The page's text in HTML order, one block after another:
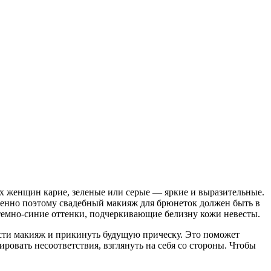
женщин карие, зеленые или серые — яркие и выразительные.
поэтому свадебный макияж для брюнеток должен быть в
синие оттенки, подчеркивающие белизну кожи невесты.
макияж и прикинуть будущую прическу. Это поможет
несоответствия, взглянуть на себя со стороны. Чтобы